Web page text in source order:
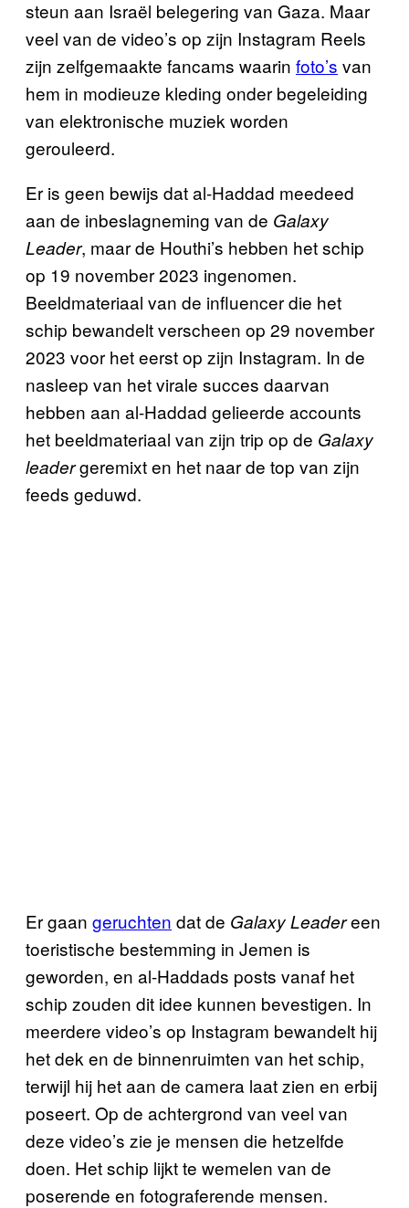
steun aan Israël belegering van Gaza. Maar
veel van de video’s op zijn Instagram Reels
zijn zelfgemaakte fancams waarin foto’s van
hem in modieuze kleding onder begeleiding
van elektronische muziek worden
gerouleerd.
Er is geen bewijs dat al-Haddad meedeed
aan de inbeslagneming van de Galaxy
Leader, maar de Houthi’s hebben het schip
op 19 november 2023 ingenomen.
Beeldmateriaal van de influencer die het
schip bewandelt verscheen op 29 november
2023 voor het eerst op zijn Instagram. In de
nasleep van het virale succes daarvan
hebben aan al-Haddad gelieerde accounts
het beeldmateriaal van zijn trip op de Galaxy
leadergeremixt en het naar de top van zijn
feeds geduwd.
Er gaan geruchten dat de Galaxy Leadereen
toeristische bestemming in Jemen is
geworden, en al-Haddads posts vanaf het
schip zouden dit idee kunnen bevestigen. In
meerdere video’s op Instagram bewandelt hij
het dek en de binnenruimten van het schip,
terwijl hij het aan de camera laat zien en erbij
poseert. Op de achtergrond van veel van
deze video’s zie je mensen die hetzelfde
doen. Het schip lijkt te wemelen van de
poserende en fotograferende mensen.